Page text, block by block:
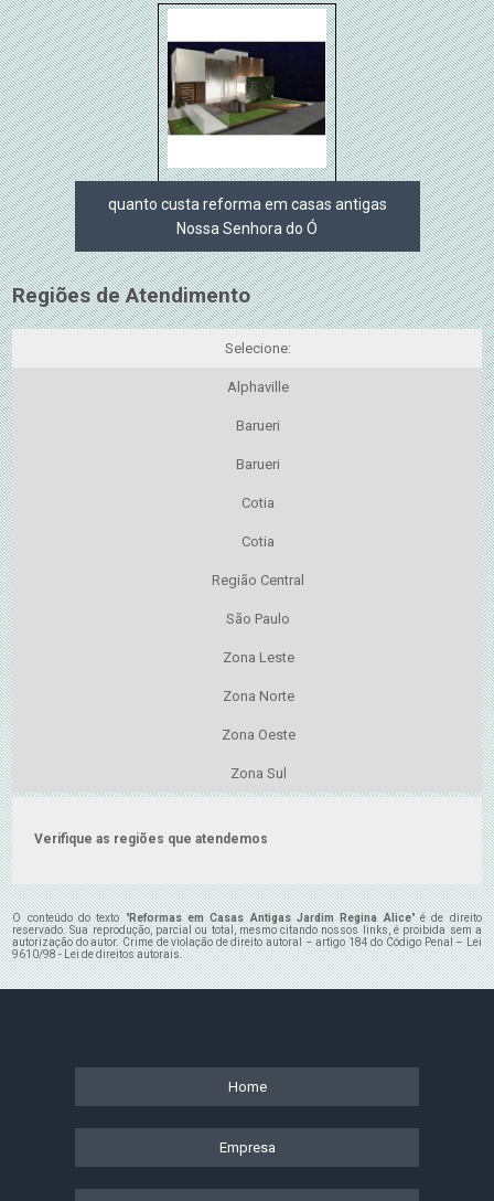
quanto custa reforma em casas antigas
Nossa Senhora do Ó
Regiões de Atendimento
Selecione:
Alphaville
Barueri
Barueri
Cotia
Cotia
Região Central
São Paulo
Zona Leste
Zona Norte
Zona Oeste
Zona Sul
Verifique as regiões que atendemos
O conteúdo do texto "Reformas em Casas Antigas Jardim Regina Alice" é de direito
reservado. Sua reprodução, parcial ou total, mesmo citando nossos links, é proibida sem a
autorização do autor. Crime de violação de direito autoral – artigo 184 do Código Penal –Lei
9610/98 - Lei de direitos autorais.
Home
Empresa